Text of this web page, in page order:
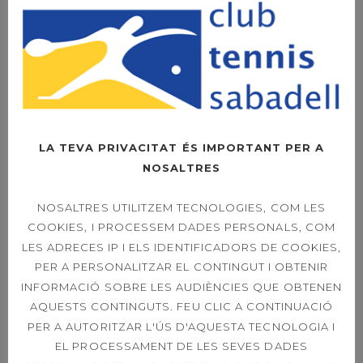
OPEN LEXUS
SABADELL – ORDER
OF PLAY SINGLES &
DOUBLES 21ST
39È CONCURS
TENNIS
ETIQUETES
ACORD DE PATROCINI
ACTIVITATS DIRIGIDES BIOSPHERE
LA TEVA PRIVACITAT ÉS IMPORTANT PER A
NOSALTRES
NOSALTRES UTILITZEM TECNOLOGIES, COM LES
COOKIES, I PROCESSEM DADES PERSONALS, COM
LES ADRECES IP I ELS IDENTIFICADORS DE COOKIES,
PER A PERSONALITZAR EL CONTINGUT I OBTENIR
INFORMACIÓ SOBRE LES AUDIÈNCIES QUE OBTENEN
AQUESTS CONTINGUTS. FEU CLIC A CONTINUACIÓ
PER A AUTORITZAR L'ÚS D'AQUESTA TECNOLOGIA I
EL PROCESSAMENT DE LES SEVES DADES